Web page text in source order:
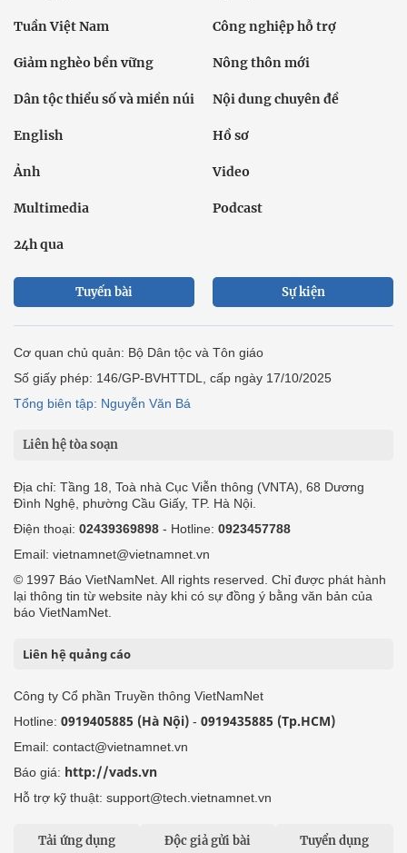
Tuần Việt Nam Công nghiệp hỗ trợ
Giảm nghèo bền vững Nông thôn mới
Dân tộc thiểu số và miền núi Nội dung chuyên đề
English Hồ sơ
Ảnh Video
Multimedia Podcast
24h qua
Tuyến bài Sự kiện
Cơ quan chủ quản: Bộ Dân tộc và Tôn giáo
Số giấy phép: 146/GP-BVHTTDL, cấp ngày 17/10/2025
Tổng biên tập: Nguyễn Văn Bá
Liên hệ tòa soạn
Địa chỉ: Tầng 18, Toà nhà Cục Viễn thông (VNTA), 68 Dương
Đình Nghệ, phường Cầu Giấy, TP. Hà Nội.
Điện thoại: 02439369898 - Hotline: 0923457788
Email: vietnamnet@vietnamnet.vn
© 1997 Báo VietNamNet. All rights reserved. Chỉ được phát hành
lại thông tin từ website này khi có sự đồng ý bằng văn bản của
báo VietNamNet.
Liên hệ quảng cáo
Công ty Cổ phần Truyền thông VietNamNet
Hotline: 0919405885 (Hà Nội) - 0919435885 (Tp.HCM)
Email: contact@vietnamnet.vn
Báo giá: http://vads.vn
Hỗ trợ kỹ thuật: support@tech.vietnamnet.vn
Tải ứng dụng Độc giả gửi bài Tuyển dụng